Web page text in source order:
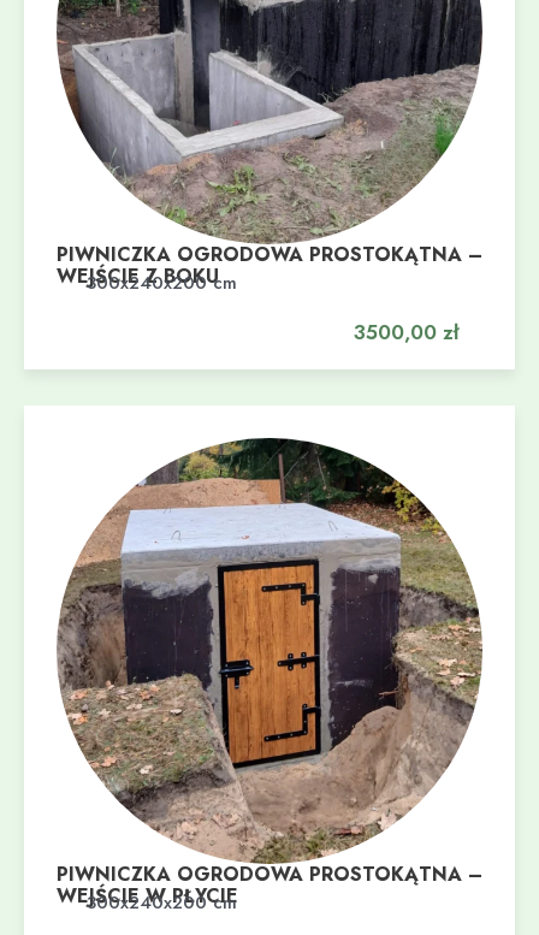
PIWNICZKA OGRODOWA PROSTOKĄTNA –
WEJŚCIE Z BOKU
300x240x200 cm
3500,00 zł
Dodaj do koszyka
PIWNICZKA OGRODOWA PROSTOKĄTNA –
WEJŚCIE W PŁYCIE
300x240x200 cm
Dodaj do koszyka